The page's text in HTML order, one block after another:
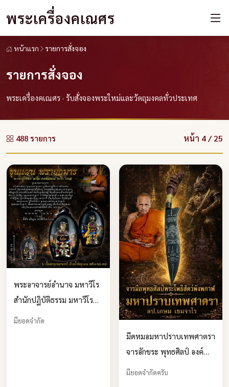
พระเครื่องคเณศร
หน้าแรก รายการสั่งจอง
รายการสั่งจอง
พระเครื่องคเณศร · รับสั่งจองพระใหม่และวัตถุมงคลทั่วประเทศ
488 รายการ หน้า 4 / 25
พระอาจารย์อำนาจ มหาวีโร
สำนักปฏิบัติธรรม มหาวีโร
จ.ชัยภูมิ เปิดจอง
มียอดจำกัด
มีดหมอมหาปราบเทพศาตรา
จารอักขระ พุทธศิลป์ องค์
ท้าวพังพกาฬผู้พังทลาย
มียอดจำกัดครับ